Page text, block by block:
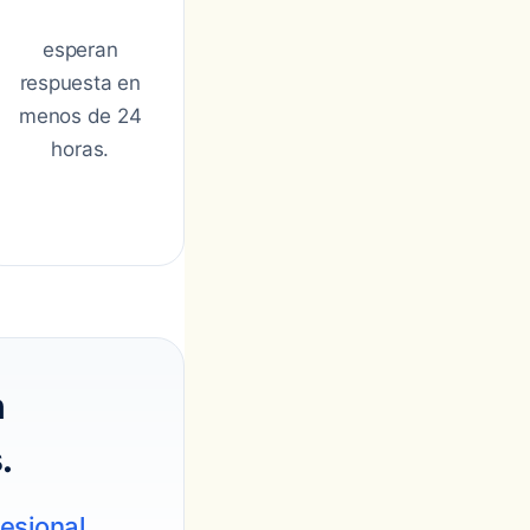
esperan
respuesta en
menos de 24
horas.